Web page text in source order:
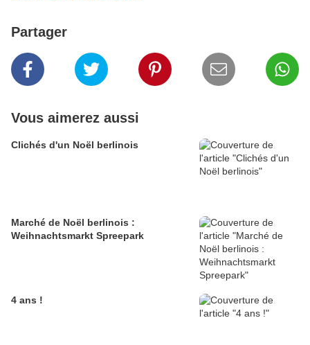
Partager
Vous aimerez aussi
Clichés d'un Noël berlinois
Marché de Noël berlinois :
Weihnachtsmarkt Spreepark
4 ans !